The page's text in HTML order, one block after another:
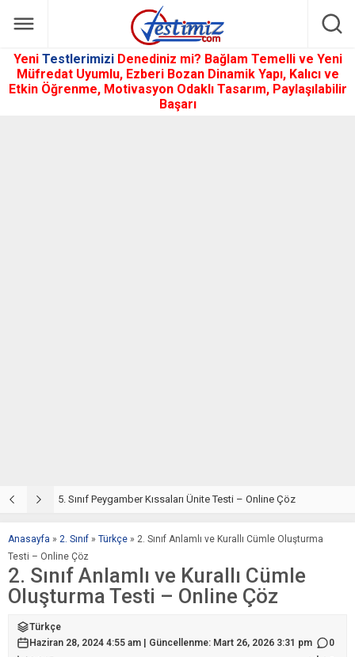
Yeni Testlerimizi Denediniz mi? Bağlam Temelli ve Yeni
Müfredat Uyumlu, Ezberi Bozan Dinamik Yapı, Kalıcı ve
Etkin Öğrenme, Motivasyon Odaklı Tasarım, Paylaşılabilir
Başarı
5. Sınıf Peygamber Kıssaları Ünite Testi – Online Çöz
Anasayfa » 2. Sınıf » Türkçe » 2. Sınıf Anlamlı ve Kurallı Cümle Oluşturma
Testi – Online Çöz
2. Sınıf Anlamlı ve Kurallı Cümle
Oluşturma Testi – Online Çöz
Türkçe
Haziran 28, 2024 4:55 am | Güncellenme: Mart 26, 2026 3:31 pm
0